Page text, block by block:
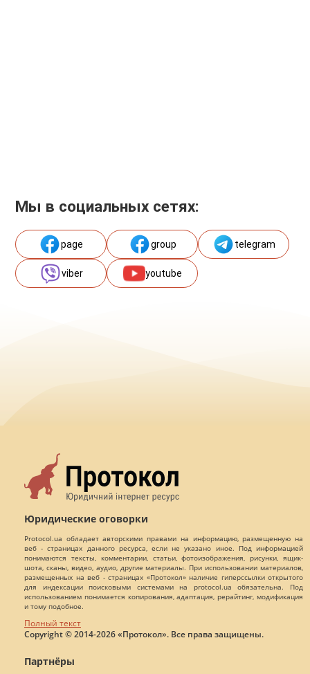
Мы в социальных сетях:
page group telegram
viber youtube
Юридические оговорки
Protocol.ua обладает авторскими правами на информацию, размещенную на
веб - страницах данного ресурса, если не указано иное. Под информацией
понимаются тексты, комментарии, статьи, фотоизображения, рисунки, ящик-
шота, сканы, видео, аудио, другие материалы. При использовании материалов,
размещенных на веб - страницах «Протокол» наличие гиперссылки открытого
для индексации поисковыми системами на protocol.ua обязательна. Под
использованием понимается копирования, адаптация, рерайтинг, модификация
и тому подобное.
Полный текст
Copyright © 2014-2026 «Протокол». Все права защищены.
Партнёры